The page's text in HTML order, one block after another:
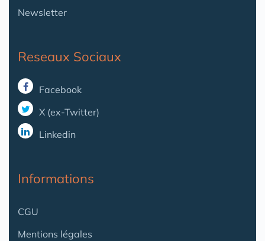
Newsletter
Reseaux Sociaux
Facebook
X (ex-Twitter)
Linkedin
Informations
CGU
Mentions légales